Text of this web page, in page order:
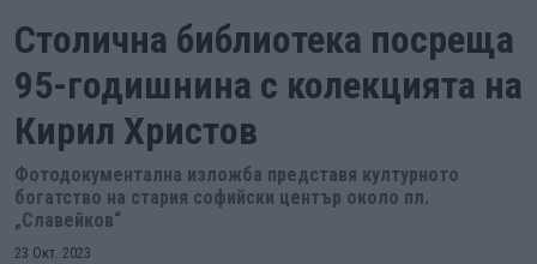
Столична библиотека посреща
95-годишнина с колекцията на
Кирил Христов
Фотодокументална изложба представя културното
богатство на стария софийски център около пл.
„Славейков“
23 Окт. 2023